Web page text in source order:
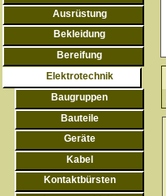
Ausrüstung
Bekleidung
Bereifung
Elektrotechnik
Baugruppen
Bauteile
Geräte
Kabel
Kontaktbürsten